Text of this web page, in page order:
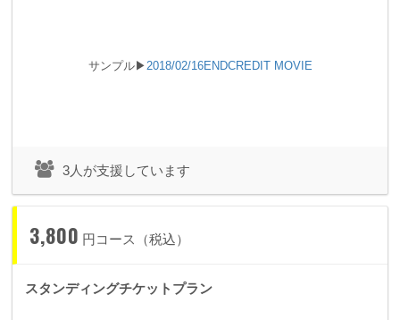
☜ ☝ ☞ ☟ 今回のワンマンショーで実現
したいこと☜ ☝ ☞ ☟
今回はこのプロジェクト開始とともに、約5ヶ月前からショー
サンプル▶2018/02/16ENDCREDIT MOVIE
3人が支援しています
3,800 円コース（税込）
スタンディングチケットプラン